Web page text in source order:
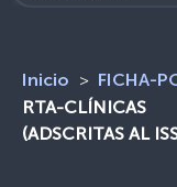
Inicio > FICHA-
RTA-
(ADSCRITAS AL